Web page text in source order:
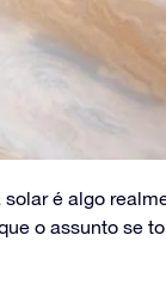
solar é algo
o assunto se